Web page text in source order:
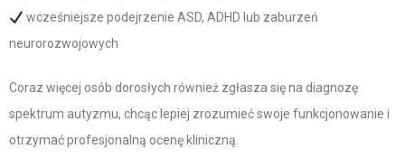
wcześniejsze podejrzenie ASD, ADHD lub zaburzeń
neurorozwojowych
Coraz więcej osób dorosłych również zgłasza się na diagnozę
spektrum autyzmu, chcąc lepiej zrozumieć swoje funkcjonowanie i
otrzymać profesjonalną ocenę kliniczną.